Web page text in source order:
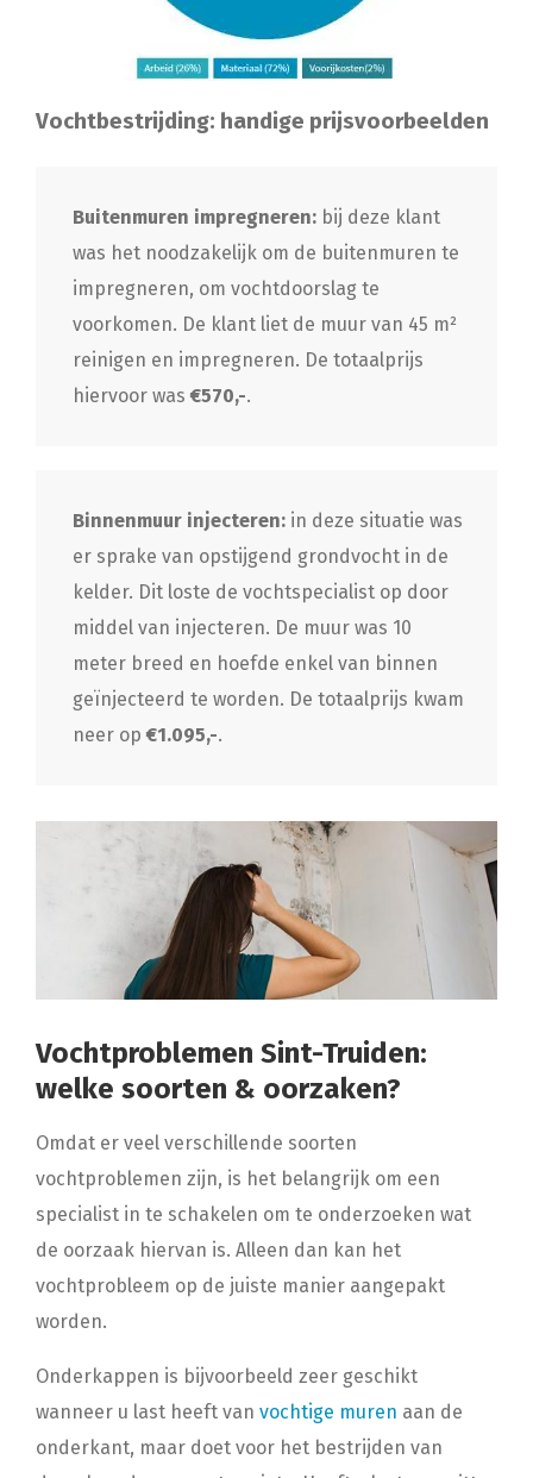
Vochtbestrijding: handige prijsvoorbeelden
Buitenmuren impregneren: bij deze klant
was het noodzakelijk om de buitenmuren te
impregneren, om vochtdoorslag te
voorkomen. De klant liet de muur van 45 m²
reinigen en impregneren. De totaalprijs
hiervoor was€570,-.
Binnenmuur injecteren: in deze situatie was
er sprake van opstijgend grondvocht in de
kelder. Dit loste de vochtspecialist op door
middel van injecteren. De muur was 10
meter breed en hoefde enkel van binnen
geïnjecteerd te worden. De totaalprijs kwam
neer op€1.095,-.
Vochtproblemen Sint-Truiden:
welke soorten & oorzaken?
Omdat er veel verschillende soorten
vochtproblemen zijn, is het belangrijk om een
specialist in te schakelen om te onderzoeken wat
de oorzaak hiervan is. Alleen dan kan het
vochtprobleem op de juiste manier aangepakt
worden.
Onderkappen is bijvoorbeeld zeer geschikt
wanneer u last heeft van vochtige muren aan de
onderkant, maar doet voor het bestrijden van